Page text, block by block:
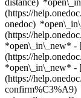
distance)
(https://
onedoc)
(https://
*open\_in\_new* -
(https://
*open\_in\_new* - [Vérifier qu'un rendez-vous est confirmé](https://help.onedoc.ch/fr/v%C3%A9rifier-quun-rendez-vous-est-confirm%C3%A9) *open\_in\_new* - [Annuler un rendez-vous pris en ligne sur OneDoc](https://help.onedoc.ch/fr/annuler-un-rendez-vous-pris-en-ligne-sur-onedoc) *open\_in\_new* - [Je ne reçois pas de confirmation de rendez-vous](https://